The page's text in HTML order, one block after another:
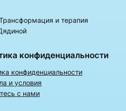
и терапия
конфиденциальности
конфиденциальности
и условия
с нами